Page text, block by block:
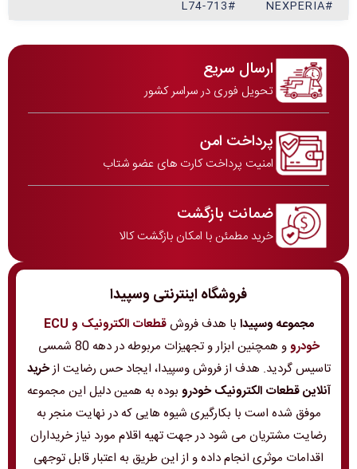
#NEXPERIA
#L74-713
ارسال سریع
تحویل فوری در سراسر کشور
پرداخت امن
امنیت پرداخت کارت های عضو شتاب
ضمانت بازگشت
خرید مطمئن با امکان بازگشت کالا
فروشگاه اینترنتی وسپیدا
مجموعه وسپیدا با هدف فروش
قطعات الکترونیک و ECU
خودرو
و همچنین ابزار و تجهیزات مربوطه در دهه 80 شمسی
تاسیس گردید. هدف از فروش وسپیدا، ایجاد حس رضایت ازخرید
آنلاین قطعات الکترونیک خودرو بوده به همین دلیل این مجموعه
موفق شده است با بکارگیری شیوه هایی که در نهایت منجر به
رضایت مشتریان می شود در جهت تهیه اقلام مورد نیاز خریداران
اقدامات موثری انجام داده و از این طریق به اعتبار قابل توجهی